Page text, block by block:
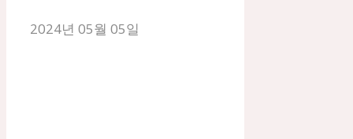
2024년 05월 05일